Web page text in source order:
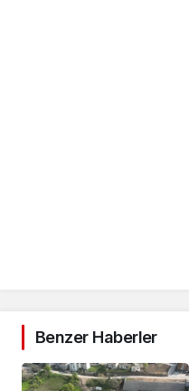
Benzer Haberler